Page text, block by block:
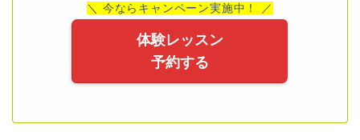
＼ 今ならキャンペーン実施中！ ／
体験レッスン
予約する